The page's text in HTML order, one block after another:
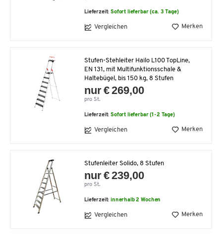
Lieferzeit:Sofort lieferbar (ca. 3 Tage)
Vergleichen Merken
Stufen-Stehleiter Hailo L100 TopLine,
EN 131, mit Multifunktionsschale &
Haltebügel, bis 150 kg, 8 Stufen
nur € 269,00
pro St.
Lieferzeit:Sofort lieferbar (1-2 Tage)
Vergleichen Merken
Stufenleiter Solido, 8 Stufen
nur € 239,00
pro St.
Lieferzeit:innerhalb 2 Wochen
Vergleichen Merken